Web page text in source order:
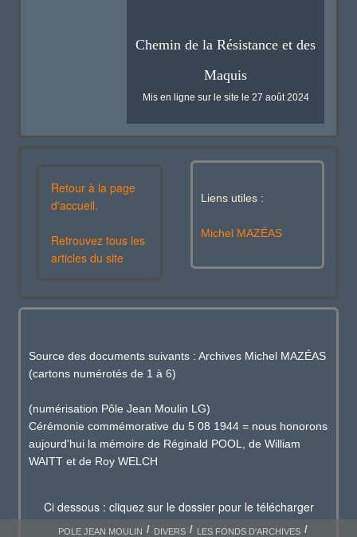
Chemin de la Résistance et des
Maquis
Mis en ligne sur le site le 27 août 2024
Retour à la page
d'accueil.
Retrouvez tous les
articles du site
Liens utiles :
Michel MAZÉAS
Source des documents suivants : Archives Michel MAZÉAS
(cartons numérotés de 1 à 6)
(numérisation Pôle Jean Moulin LG)
Cérémonie commémorative du 5 08 1944 = nous honorons
aujourd'hui la mémoire de Réginald POOL, de William
WAITT et de Roy WELCH
Ci dessous : cliquez sur le dossier pour le télécharger
POLE JEAN MOULIN DIVERS LES FONDS D'ARCHIVES